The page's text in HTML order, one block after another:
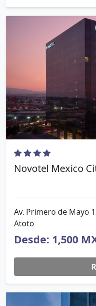
Novotel Mexico
Av. Primero de Mayo
Atoto
Desde: 1,500